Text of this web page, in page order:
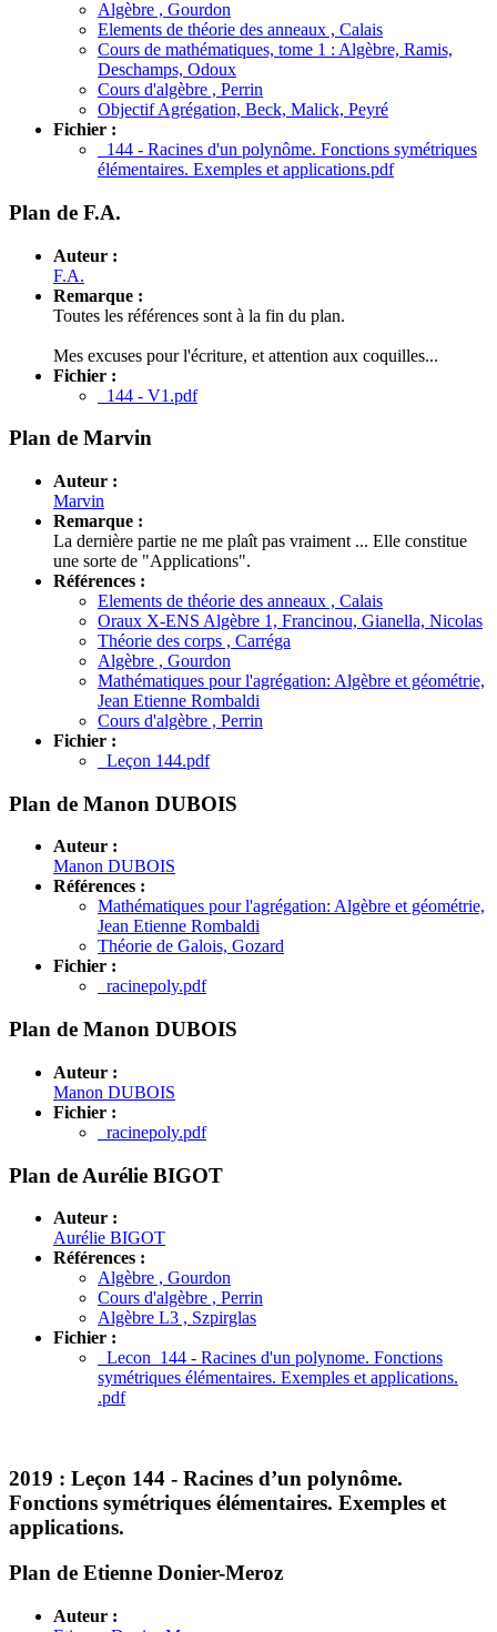
Algèbre , Gourdon
Elements de théorie des anneaux , Calais
Cours de mathématiques, tome 1 : Algèbre, Ramis,
Deschamps, Odoux
Cours d'algèbre , Perrin
Objectif Agrégation, Beck, Malick, Peyré
Fichier :
144 - Racines d'un polynôme. Fonctions symétriques
élémentaires. Exemples et applications.pdf
Plan de F.A.
Auteur :
F.A.
Remarque :
Toutes les références sont à la fin du plan.
Mes excuses pour l'écriture, et attention aux coquilles...
Fichier :
144 - V1.pdf
Plan de Marvin
Auteur :
Marvin
Remarque :
La dernière partie ne me plaît pas vraiment ... Elle constitue
une sorte de "Applications".
Références :
Elements de théorie des anneaux , Calais
Oraux X-ENS Algèbre 1, Francinou, Gianella, Nicolas
Théorie des corps , Carréga
Algèbre , Gourdon
Mathématiques pour l'agrégation: Algèbre et géométrie,
Jean Etienne Rombaldi
Cours d'algèbre , Perrin
Fichier :
Leçon 144.pdf
Plan de Manon DUBOIS
Auteur :
Manon DUBOIS
Références :
Mathématiques pour l'agrégation: Algèbre et géométrie,
Jean Etienne Rombaldi
Théorie de Galois, Gozard
Fichier :
racinepoly.pdf
Plan de Manon DUBOIS
Auteur :
Manon DUBOIS
Fichier :
racinepoly.pdf
Plan de Aurélie BIGOT
Auteur :
Aurélie BIGOT
Références :
Algèbre , Gourdon
Cours d'algèbre , Perrin
Algèbre L3 , Szpirglas
Fichier :
Lecon_144 - Racines d'un polynome. Fonctions
symétriques élémentaires. Exemples et applications.
.pdf
2019 : Leçon 144 - Racines d’un polynôme.
Fonctions symétriques élémentaires. Exemples et
applications.
Plan de Etienne Donier-Meroz
Auteur :